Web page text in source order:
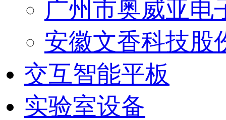
广州市奥威亚电
安徽文香科技股
交互智能平板
实验室设备